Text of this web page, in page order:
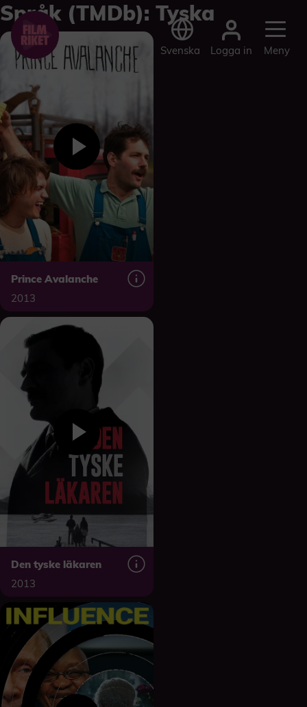
Svenska Logga in Meny
Språk (TMDb): Tyska
Prince Avalanche
2013
Den tyske läkaren
2013